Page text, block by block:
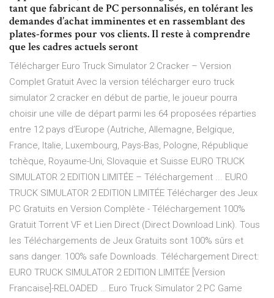
tant que fabricant de PC personnalisés, en tolérant les
demandes d’achat imminentes et en rassemblant des
plates-formes pour vos clients. Il reste à comprendre
que les cadres actuels seront
Télécharger Euro Truck Simulator 2 Cracker – Version
Complet Gratuit Avec la version télécharger euro truck
simulator 2 cracker en début de partie, le joueur pourra
choisir une ville de départ parmi les 64 proposées réparties
entre 12 pays d’Europe (Autriche, Allemagne, Belgique,
France, Italie, Luxembourg, Pays-Bas, Pologne, République
tchèque, Royaume-Uni, Slovaquie et Suisse EURO TRUCK
SIMULATOR 2 EDITION LIMITÉE – Téléchargement ... EURO
TRUCK SIMULATOR 2 EDITION LIMITÉE Télécharger des Jeux
PC Gratuits en Version Complète - Téléchargement 100%
Gratuit Torrent VF et Lien Direct (Direct Download Link). Tous
les Téléchargements de Jeux Gratuits sont 100% sûrs et
sans danger. 100% safe Downloads. Téléchargement Direct:
EURO TRUCK SIMULATOR 2 EDITION LIMITÉE [Version
Francaise]-RELOADED … Euro Truck Simulator 2 PC Game